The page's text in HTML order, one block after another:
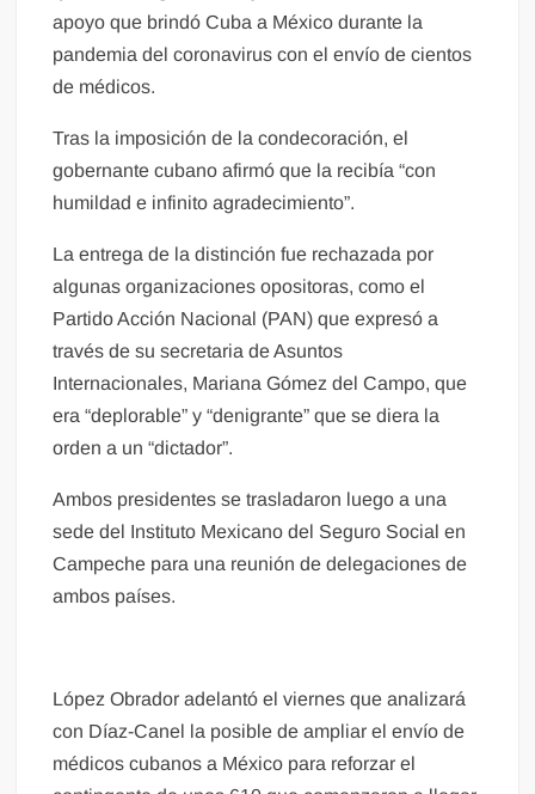
apoyo que brindó Cuba a México durante la
pandemia del coronavirus con el envío de cientos
de médicos.
Tras la imposición de la condecoración, el
gobernante cubano afirmó que la recibía “con
humildad e infinito agradecimiento”.
La entrega de la distinción fue rechazada por
algunas organizaciones opositoras, como el
Partido Acción Nacional (PAN) que expresó a
través de su secretaria de Asuntos
Internacionales, Mariana Gómez del Campo, que
era “deplorable” y “denigrante” que se diera la
orden a un “dictador”.
Ambos presidentes se trasladaron luego a una
sede del Instituto Mexicano del Seguro Social en
Campeche para una reunión de delegaciones de
ambos países.
López Obrador adelantó el viernes que analizará
con Díaz-Canel la posible de ampliar el envío de
médicos cubanos a México para reforzar el